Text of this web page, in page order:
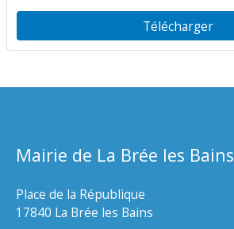
Télécharger
Mairie de La Brée les Bains
Place de la République
17840 La Brée les Bains